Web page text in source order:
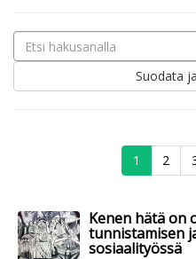
Suodata
1 2
Kenen hätä on
tunnistamisen
sosiaalityössä